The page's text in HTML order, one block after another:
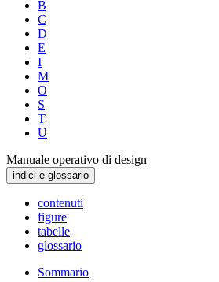
B
C
D
E
I
M
O
S
T
U
Manuale operativo di design
indici e glossario
contenuti
figure
tabelle
glossario
Sommario